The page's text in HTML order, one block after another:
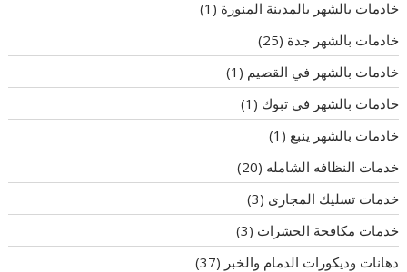
خادمات بالشهر بالمدينة المنورة (1)
خادمات بالشهر جدة (25)
خادمات بالشهر في القصيم (1)
خادمات بالشهر في تبوك (1)
خادمات بالشهر ينبع (1)
خدمات النظافه الشامله (20)
خدمات تسليك المجارى (3)
خدمات مكافحة الحشرات (3)
دهانات وديكورات الدمام والخبر (37)